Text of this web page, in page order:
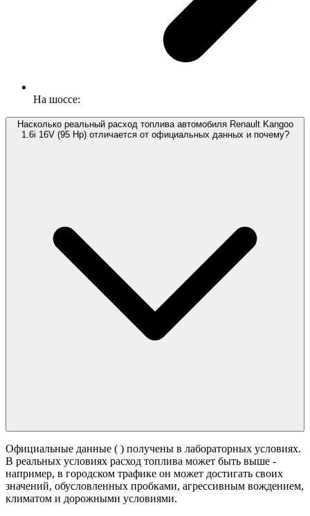
На шоссе:
Насколько реальный расход топлива автомобиля Renault Kangoo
1.6i 16V (95 Hp) отличается от официальных данных и почему?
Официальные данные ( ) получены в лабораторных условиях.
В реальных условиях расход топлива может быть выше -
например, в городском трафике он может достигать своих
значений, обусловленных пробками, агрессивным вождением,
климатом и дорожными условиями.